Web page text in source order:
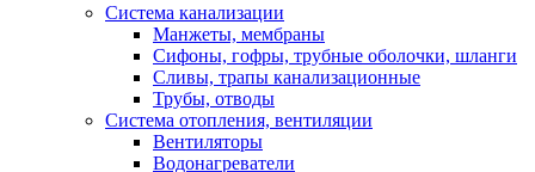
Система канализации
Манжеты, мембраны
Сифоны, гофры, трубные оболочки, шланги
Сливы, трапы канализационные
Трубы, отводы
Система отопления, вентиляции
Вентиляторы
Водонагреватели